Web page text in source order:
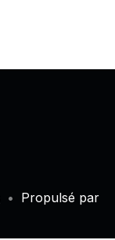
• Propulsé par